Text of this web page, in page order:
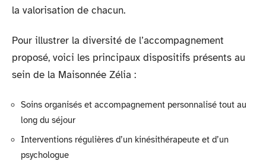
la valorisation de chacun.
Pour illustrer la diversité de l’accompagnement
proposé, voici les principaux dispositifs présents au
sein de la Maisonnée Zélia :
Soins organisés et accompagnement personnalisé tout au
long du séjour
Interventions régulières d’un kinésithérapeute et d’un
psychologue